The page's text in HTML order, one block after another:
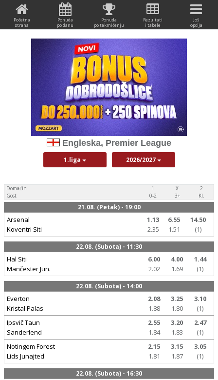
Početna
strana
Ponuda
po danu
Ponuda
po takmičenju
Rezultati
i tabele
Još
opcija
Engleska, Premier League
1.liga 2026/2027
Domaćin
Gost
1 X
2
0-2
3+ Kl.
21.08. (Petak) - 19:00
Arsenal
Koventri Siti
1.13 6.55
14.50
2.35
1.51 (1)
22.08. (Subota) - 11:30
Hal Siti
Mančester Jun.
6.00 4.00
1.44
2.02
1.69 (1)
22.08. (Subota) - 14:00
Everton
Kristal Palas
2.08 3.25
3.10
1.88
1.80
(1)
Ipsvič Taun
Sanderlend
2.55 3.20
2.47
1.84
1.83
(1)
Notingem Forest
Lids Junajted
2.15 3.15
3.05
1.81
1.87 (1)
22.08. (Subota) - 16:30